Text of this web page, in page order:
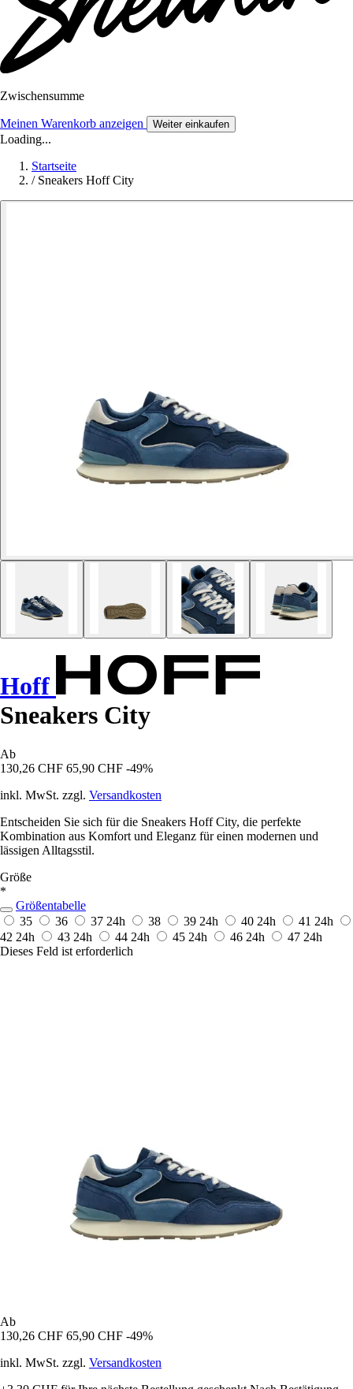
Zwischensumme
Meinen Warenkorb anzeigen Weiter einkaufen
Loading...
Startseite
/ Sneakers Hoff City
Hoff
Sneakers City
Ab
130,26 CHF 65,90 CHF -49%
inkl. MwSt. zzgl. Versandkosten
Entscheiden Sie sich für die Sneakers Hoff City, die perfekte
Kombination aus Komfort und Eleganz für einen modernen und
lässigen Alltagsstil.
Größe
*
Größentabelle
35
36 37 24h 38 39 24h 40 24h 41 24h
42 24h 43 24h 44 24h 45 24h 46 24h 47 24h
Dieses Feld ist erforderlich
Ab
130,26 CHF 65,90 CHF -49%
inkl. MwSt. zzgl. Versandkosten